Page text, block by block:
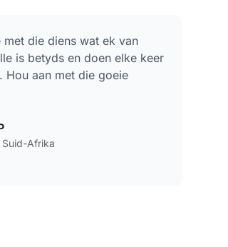
met die diens wat ek van
is betyds en doen elke keer
Hou aan met die goeie
Suid-Afrika